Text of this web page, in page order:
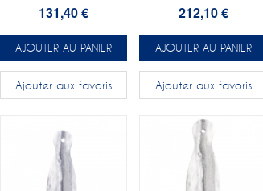
131,40 €
AJOUTER AU PANIER
Ajouter aux favoris
212,10 €
AJOUTER AU PANIER
Ajouter aux favoris